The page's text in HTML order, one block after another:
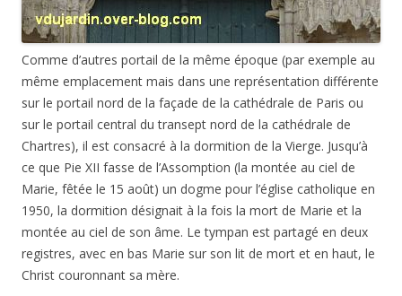
Comme d’autres portail de la même époque (par exemple au
même emplacement mais dans une représentation différente
sur le portail nord de la façade de la cathédrale de Paris ou
sur le portail central du transept nord de la cathédrale de
Chartres), il est consacré à la dormition de la Vierge. Jusqu’à
ce que Pie XII fasse de l’Assomption (la montée au ciel de
Marie, fêtée le 15 août) un dogme pour l’église catholique en
1950, la dormition désignait à la fois la mort de Marie et la
montée au ciel de son âme. Le tympan est partagé en deux
registres, avec en bas Marie sur son lit de mort et en haut, le
Christ couronnant sa mère.